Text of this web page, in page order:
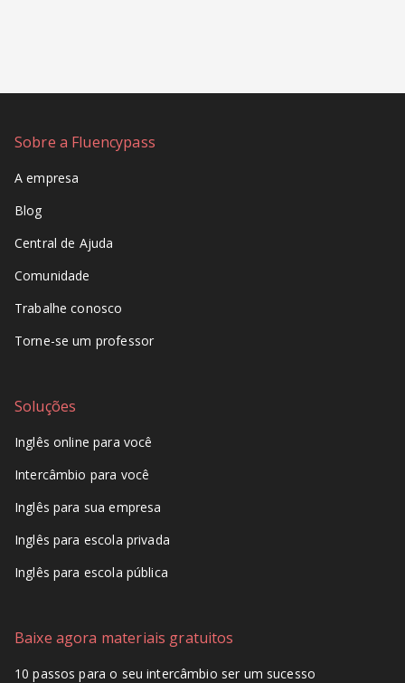
Sobre a Fluencypass
A empresa
Blog
Central de Ajuda
Comunidade
Trabalhe conosco
Torne-se um professor
Soluções
Inglês online para você
Intercâmbio para você
Inglês para sua empresa
Inglês para escola privada
Inglês para escola pública
Baixe agora materiais gratuitos
10 passos para o seu intercâmbio ser um sucesso